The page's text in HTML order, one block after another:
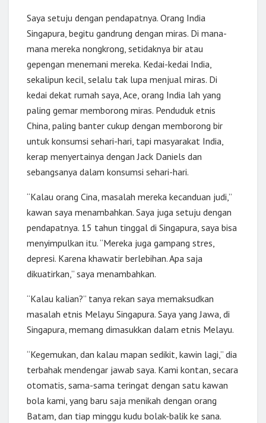
Saya setuju dengan pendapatnya. Orang India
Singapura, begitu gandrung dengan miras. Di mana-
mana mereka nongkrong, setidaknya bir atau
gepengan menemani mereka. Kedai-kedai India,
sekalipun kecil, selalu tak lupa menjual miras. Di
kedai dekat rumah saya, Ace, orang India lah yang
paling gemar memborong miras. Penduduk etnis
China, paling banter cukup dengan memborong bir
untuk konsumsi sehari-hari, tapi masyarakat India,
kerap menyertainya dengan Jack Daniels dan
sebangsanya dalam konsumsi sehari-hari.
“Kalau orang Cina, masalah mereka kecanduan judi,”
kawan saya menambahkan. Saya juga setuju dengan
pendapatnya. 15 tahun tinggal di Singapura, saya bisa
menyimpulkan itu. “Mereka juga gampang stres,
depresi. Karena khawatir berlebihan. Apa saja
dikuatirkan,” saya menambahkan.
“Kalau kalian?” tanya rekan saya memaksudkan
masalah etnis Melayu Singapura. Saya yang Jawa, di
Singapura, memang dimasukkan dalam etnis Melayu.
“Kegemukan, dan kalau mapan sedikit, kawin lagi,” dia
terbahak mendengar jawab saya. Kami kontan, secara
otomatis, sama-sama teringat dengan satu kawan
bola kami, yang baru saja menikah dengan orang
Batam, dan tiap minggu kudu bolak-balik ke sana.